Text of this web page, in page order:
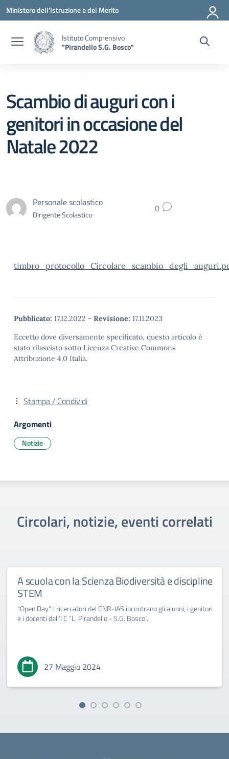
Vai ai contenuti
Vai al menu di navigazione
Vai al footer
Ministero dell'Istruzione e del Merito
Istituto Comprensivo
"Pirandello S.G. Bosco"
Scambio di auguri con i
genitori in occasione del
Natale 2022
Personale scolastico
Dirigente Scolastico 0
Pubblicato: 17.12.2022 - Revisione: 17.11.2023
Eccetto dove diversamente specificato, questo articolo è
stato rilasciato sotto Licenza Creative Commons
Attribuzione 4.0 Italia.
Stampa / Condividi
Argomenti
Notizie
Circolari, notizie, eventi correlati
A scuola con la Scienza Biodiversità e discipline
STEM
"Open Day". I ricercatori del CNR-IAS incontrano gli alunni, i genitori
e i docenti dell’I C “L. Pirandello - S.G. Bosco”.
27 Maggio 2024